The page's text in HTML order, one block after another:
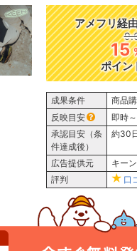
アメフリ経
15
ポイン
成果条件
商品
反映目安
即時
承認目安（条
件達成後）
約30
広告提供元
キー
評判
口